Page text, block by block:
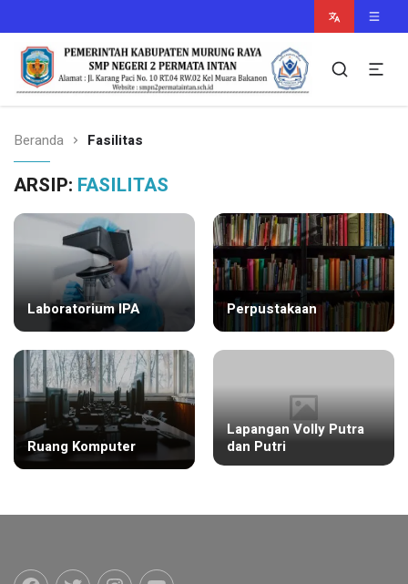
smpn2permataintan.sch.id
Murung Raya Cerdas
Beranda Fasilitas
ARSIP: FASILITAS
Laboratorium IPA Perpustakaan
Ruang Komputer
Lapangan Volly Putra
dan Putri